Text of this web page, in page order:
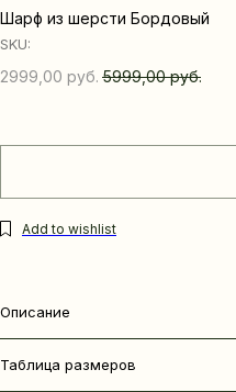
Шарф из шерсти Бордовый
SKU:
2999,00 руб. 5999,00 руб.
Описание
Таблица размеров